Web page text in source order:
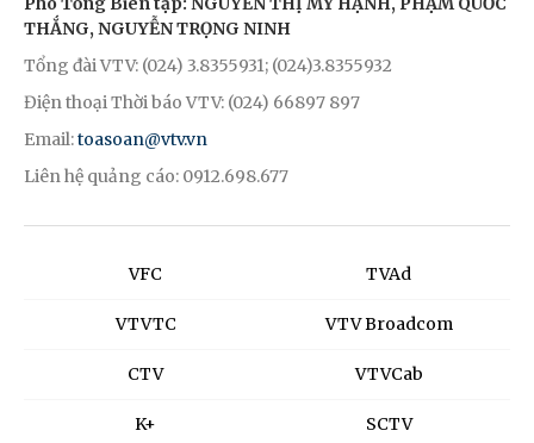
THẮNG, NGUYỄN TRỌNG NINH
Tổng đài VTV: (024) 3.8355931; (024)3.8355932
Điện thoại Thời báo VTV: (024) 66897 897
Email:toasoan@vtv.vn
Liên hệ quảng cáo: 0912.698.677
VFC
VTVTC
CTV
K+
TVAd
VTV Broadcom
VTVCab
SCTV